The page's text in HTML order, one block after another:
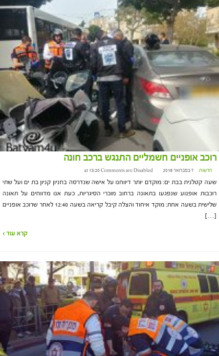
רוכב אופניים חשמליים התנגש ברכב חונה
חדשות 7 בפברואר 2018 at 13:20 Comments are Disabled
שעה קטלנית בבת ים: מוקדם יותר דיווחנו על אישה שנדרסה בחניון קניון בת ים ועל שתי
רוכבות אופנוע שנפגעו בתאונה ברחוב מוכרי הסיגריות, כעת אנו מדווחים על תאונה
שלישית בשעה אחת: מוקד איחוד והצלה קיבל קריאה בשעה 12:40 לאחר שרוכב אופניים
[…]
קרא עוד ›